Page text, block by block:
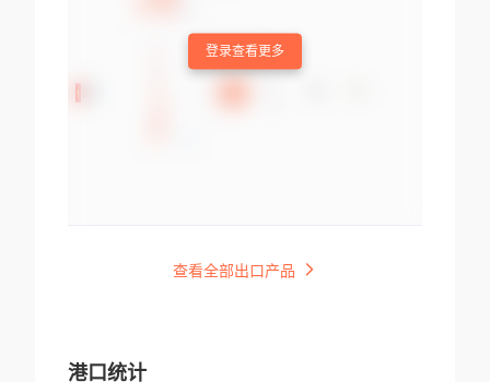
登录查看更多
查看全部出口产品
港口统计